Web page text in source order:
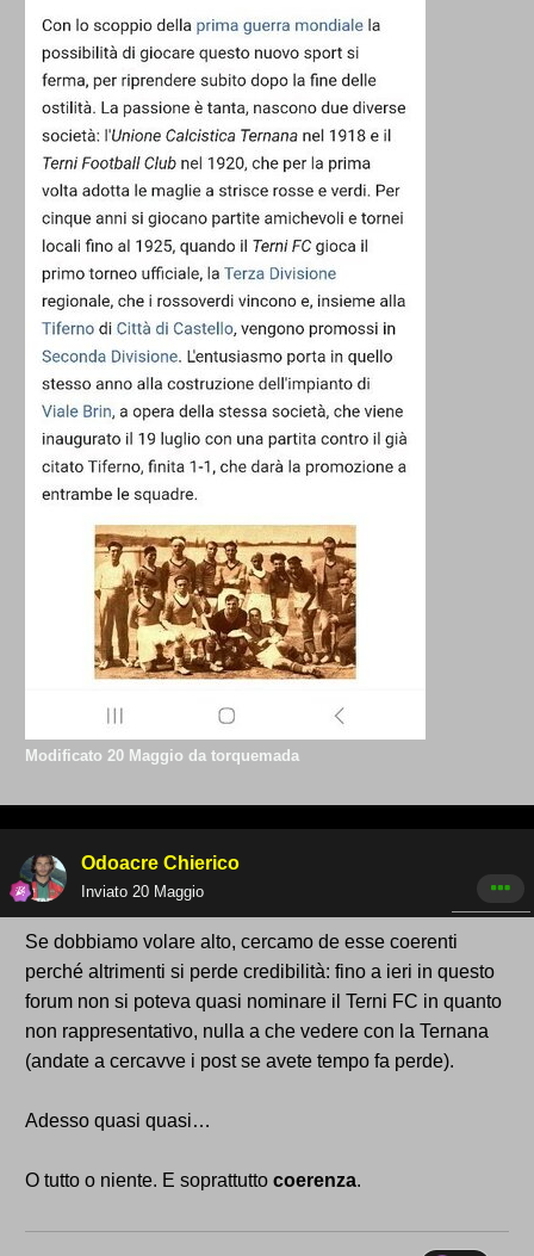
Modificato 20 Maggio da torquemada
Odoacre Chierico
Inviato 20 Maggio
Se dobbiamo volare alto, cercamo de esse coerenti
perché altrimenti si perde credibilità: fino a ieri in questo
forum non si poteva quasi nominare il Terni FC in quanto
non rappresentativo, nulla a che vedere con la Ternana
(andate a cercavve i post se avete tempo fa perde).
Adesso quasi quasi…
O tutto o niente. E soprattutto coerenza.